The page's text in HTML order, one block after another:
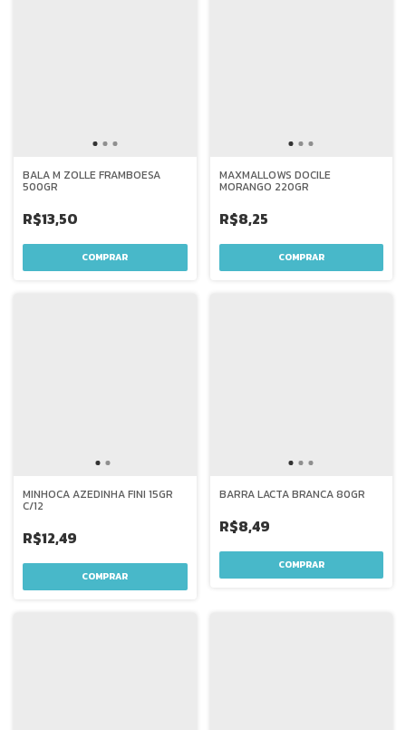
BALA M ZOLLE FRAMBOESA
500GR
R$13,50
MAXMALLOWS DOCILE
MORANGO 220GR
R$8,25
MINHOCA AZEDINHA FINI 15GR
C/12
R$12,49
BARRA LACTA BRANCA 80GR
R$8,49